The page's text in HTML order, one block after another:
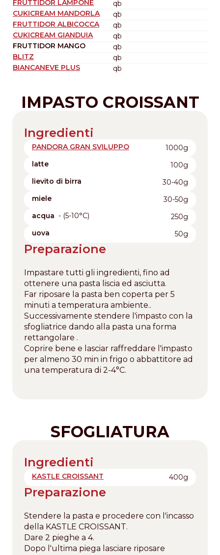
FRUTTIDOR LAMPONE
qb
CUKICREAM MANDORLA
qb
FRUTTIDOR ALBICOCCA
qb
CUKICREAM GIANDUIA
qb
FRUTTIDOR MANGO
qb
BLITZ
qb
BIANCANEVE PLUS
qb
IMPASTO CROISSANT
Ingredienti
PANDORA GRAN SVILUPPO
1000g
latte
100g
lievito di birra
30-40g
miele
30-50g
acqua - (5-10°C)
250g
uova
50g
Preparazione
Impastare tutti gli ingredienti, fino ad
ottenere una pasta liscia ed asciutta.
Far riposare la pasta ben coperta per 5
minuti a temperatura ambiente..
Successivamente stendere l'impasto con la
sfogliatrice dando alla pasta una forma
rettangolare .
Coprire bene e lasciar raffreddare l'impasto
per almeno 30 min in frigo o abbattitore ad
una temperatura di 2-4°C.
SFOGLIATURA
Ingredienti
KASTLE CROISSANT 400g
Preparazione
Stendere la pasta e procedere con l'incasso
della KASTLE CROISSANT.
Dare 2 pieghe a 4.
Dopo l'ultima piega lasciare riposare